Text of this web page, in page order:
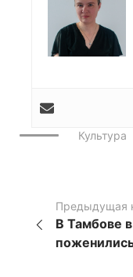
Культура
Предыдущая
В Тамбове